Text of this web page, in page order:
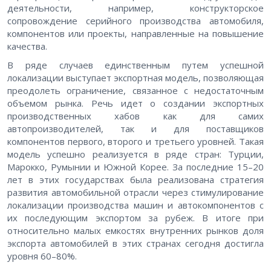
деятельности, например, конструкторское
сопровождение серийного производства автомобиля,
компонентов или проекты, направленные на повышение
качества.
В ряде случаев единственным путем успешной
локализации выступает экспортная модель, позволяющая
преодолеть ограничение, связанное с недостаточным
объемом рынка. Речь идет о создании экспортных
производственных хабов как для самих
автопроизводителей, так и для поставщиков
компонентов первого, второго и третьего уровней. Такая
модель успешно реализуется в ряде стран: Турции,
Марокко, Румынии и Южной Корее. За последние 15–20
лет в этих государствах была реализована стратегия
развития автомобильной отрасли через стимулирование
локализации производства машин и автокомпонентов с
их последующим экспортом за рубеж. В итоге при
относительно малых емкостях внутренних рынков доля
экспорта автомобилей в этих странах сегодня достигла
уровня 60–80%.